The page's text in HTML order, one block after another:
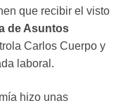
que recibir el visto
de Asuntos
Carlos Cuerpo y
laboral.
hizo unas